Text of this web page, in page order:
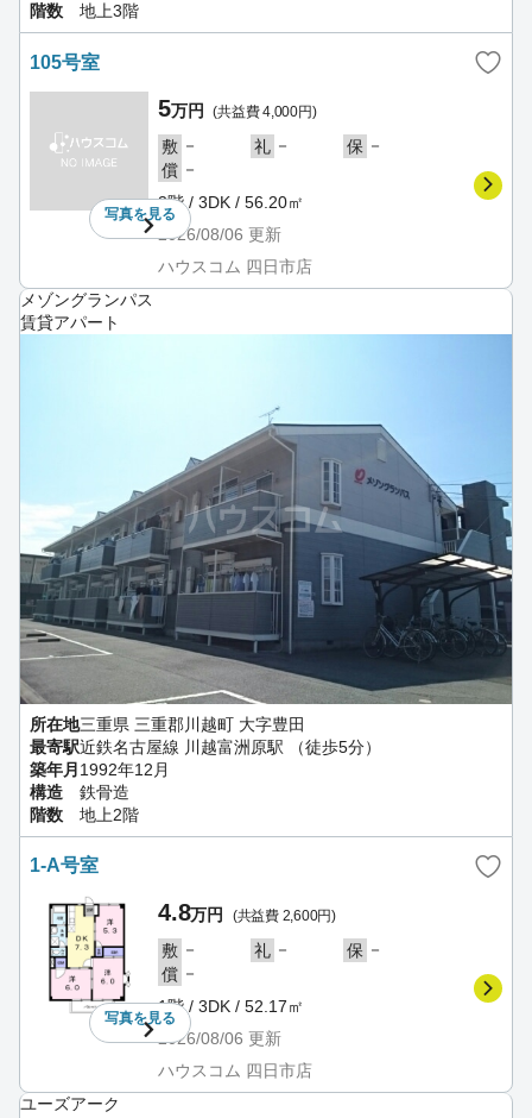
階数
地上3階
105号室
写真を見る
5万円 (共益費 4,000円)
敷 － 礼 － 保 －
償 －
3階 / 3DK / 56.20㎡
2026/08/06 更新
ハウスコム 四日市店
メゾングランパス
賃貸アパート
所在地三重県 三重郡川越町 大字豊田
最寄駅近鉄名古屋線 川越富洲原駅 （徒歩5分）
築年月 1992年12月
構造
鉄骨造
階数
地上2階
1-A号室
写真を見る
4.8万円 (共益費 2,600円)
敷 － 礼 － 保 －
償 －
1階 / 3DK / 52.17㎡
2026/08/06 更新
ハウスコム 四日市店
ユーズアーク